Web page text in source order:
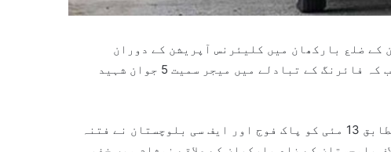
کے ضلع بارکھان میں کلیئرنس آپریشن کے دوران
بھارتی حمایت یافتہ 7 دہشت گردوں کو ہلاک کردیا جب کہ فائرنگ کے تبادلے میں میجر سمیت 5 جوان شہید
پاک فوج کے شعبہ تعلقات عامہ (آئی ایس پی آر) کے مطابق 13 مئی کو پاک فوج اور ایف سی بلوچستان نے فتنہ